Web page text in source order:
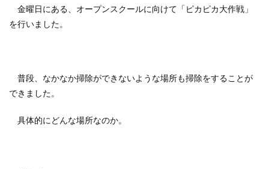
金曜日にある、オープンスクールに向けて「ピカピカ大作戦」
を行いました。
普段、なかなか掃除ができないような場所も掃除をすることが
できました。
具体的にどんな場所なのか。